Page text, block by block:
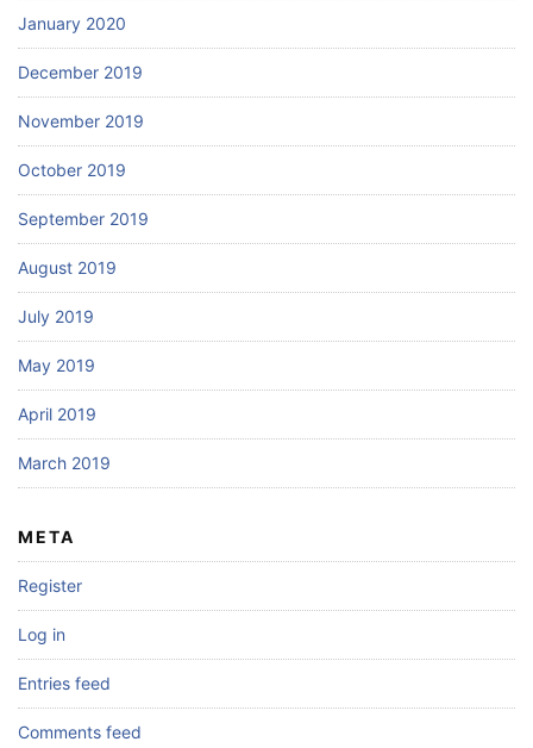
January 2020
December 2019
November 2019
October 2019
September 2019
August 2019
July 2019
May 2019
April 2019
March 2019
META
Register
Log in
Entries feed
Comments feed